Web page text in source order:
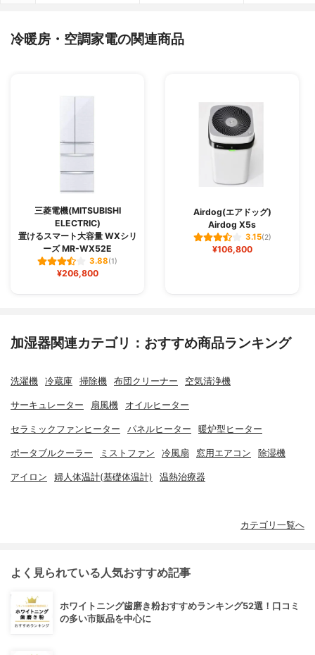
冷暖房・空調家電の関連商品
三菱電機(MITSUBISHI
ELECTRIC)
置けるスマート大容量 WXシリ
ーズ MR-WX52E
3.88(1)
¥206,800
Airdog(エアドッグ)
Airdog X5s
3.15(2)
¥106,800
加湿器関連カテゴリ：おすすめ商品ランキング
洗濯機 冷蔵庫 掃除機 布団クリーナー 空気清浄機
サーキュレーター 扇風機 オイルヒーター
セラミックファンヒーター パネルヒーター 暖炉型ヒーター
ポータブルクーラー ミストファン 冷風扇 窓用エアコン 除湿機
アイロン 婦人体温計(基礎体温計) 温熱治療器
カテゴリ一覧へ
よく見られている人気おすすめ記事
ホワイトニング歯磨き粉おすすめランキング52選！口コミ
の多い市販品を中心に